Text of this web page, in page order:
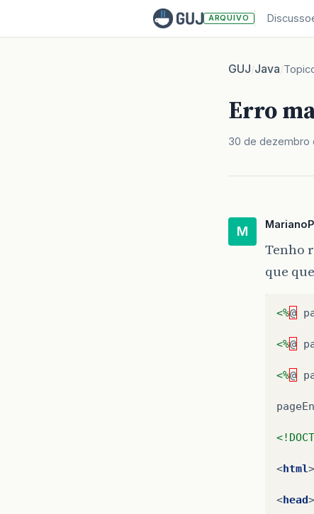
ARQUIVO
GUJ/Java/
Erro
30 de dezembro
M
Tenho
que
<%@
<%@
<%@
<html>
<head>